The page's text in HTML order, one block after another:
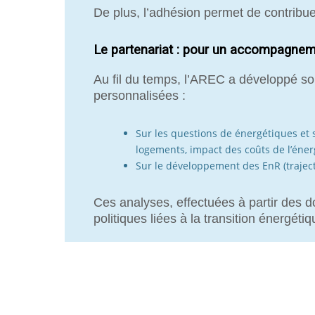
De plus, l’adhésion permet de
Le partenariat : pour un
Au fil du temps, l’AREC a développé
personnalisées :
Sur les questions de énergétiques et
logements, impact des coûts de
Sur le développement des EnR
Ces analyses, effectuées à partir des
politiques liées à la transition